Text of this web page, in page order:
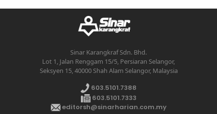
Sinar Karangkraf Sdn. Bhd.
Lot 1, Jalan Renggam 15/5, Persiaran Selangor,
Seksyen 15, 40000 Shah Alam Selangor, Malaysia
603.5101.7388
603.5101.7333
editorsh@sinarharian.com.my